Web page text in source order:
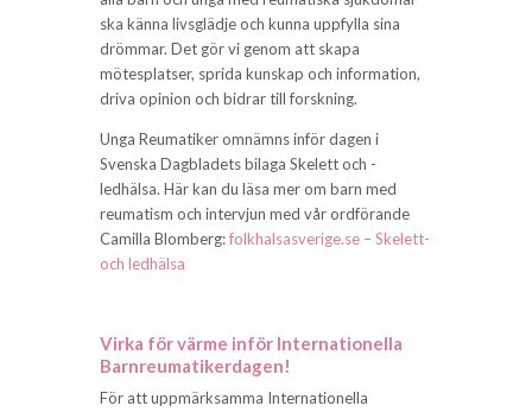
ska känna livsglädje och kunna uppfylla sina
drömmar. Det gör vi genom att skapa
mötesplatser, sprida kunskap och information,
driva opinion och bidrar till forskning.
Unga Reumatiker omnämns inför dagen i
Svenska Dagbladets bilaga Skelett och -
ledhälsa. Här kan du läsa mer om barn med
reumatism och intervjun med vår ordförande
Camilla Blomberg:folkhalsasverige.se – Skelett-
och ledhälsa
Virka för värme inför Internationella
Barnreumatikerdagen!
För att uppmärksamma Internationella